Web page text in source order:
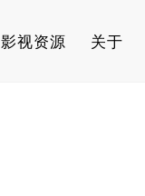
影视资源 关于